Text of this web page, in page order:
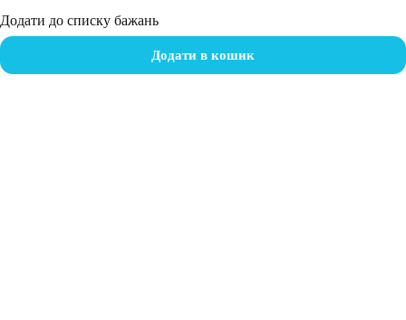
Додати до списку бажань
Додати в кошик